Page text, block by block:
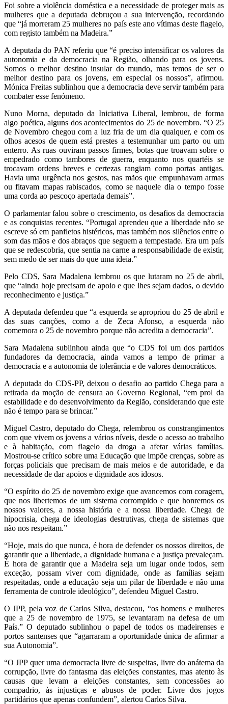
Foi sobre a violência doméstica e a necessidade de proteger mais as
mulheres que a deputada debruçou a sua intervenção, recordando
que “já morreram 25 mulheres no país este ano vítimas deste flagelo,
com registo também na Madeira.”
A deputada do PAN referiu que “é preciso intensificar os valores da
autonomia e da democracia na Região, olhando para os jovens.
Somos o melhor destino insular do mundo, mas temos de ser o
melhor destino para os jovens, em especial os nossos”, afirmou.
Mónica Freitas sublinhou que a democracia deve servir também para
combater esse fenómeno.
Nuno Morna, deputado da Iniciativa Liberal, lembrou, de forma
algo poética, alguns dos acontecimentos do 25 de novembro. “O 25
de Novembro chegou com a luz fria de um dia qualquer, e com os
olhos acesos de quem está prestes a testemunhar um parto ou um
enterro. As ruas ouviram passos firmes, botas que troavam sobre o
empedrado como tambores de guerra, enquanto nos quartéis se
trocavam ordens breves e certezas rangiam como portas antigas.
Havia uma urgência nos gestos, nas mãos que empunhavam armas
ou fitavam mapas rabiscados, como se naquele dia o tempo fosse
uma corda ao pescoço apertada demais”.
O parlamentar falou sobre o crescimento, os desafios da democracia
e as conquistas recentes. “Portugal aprendeu que a liberdade não se
escreve só em panfletos histéricos, mas também nos silêncios entre o
som das mãos e dos abraços que seguem a tempestade. Era um país
que se redescobria, que sentia na carne a responsabilidade de existir,
sem medo de ser mais do que uma ideia.”
Pelo CDS, Sara Madalena lembrou os que lutaram no 25 de abril,
que “ainda hoje precisam de apoio e que lhes sejam dados, o devido
reconhecimento e justiça.”
A deputada defendeu que “a esquerda se apropriou do 25 de abril e
das suas canções, como a de Zeca Afonso, a esquerda não
comemora o 25 de novembro porque não acredita a democracia”.
Sara Madalena sublinhou ainda que “o CDS foi um dos partidos
fundadores da democracia, ainda vamos a tempo de primar a
democracia e a autonomia de tolerância e de valores democráticos.
A deputada do CDS-PP, deixou o desafio ao partido Chega para a
retirada da moção de censura ao Governo Regional, “em prol da
estabilidade e do desenvolvimento da Região, considerando que este
não é tempo para se brincar.”
Miguel Castro, deputado do Chega, relembrou os constrangimentos
com que vivem os jovens a vários níveis, desde o acesso ao trabalho
e à habitação, com flagelo da droga a afetar várias famílias.
Mostrou-se crítico sobre uma Educação que impõe crenças, sobre as
forças policiais que precisam de mais meios e de autoridade, e da
necessidade de dar apoios e dignidade aos idosos.
“O espírito do 25 de novembro exige que avancemos com coragem,
que nos libertemos de um sistema corrompido e que honremos os
nossos valores, a nossa história e a nossa liberdade. Chega de
hipocrisia, chega de ideologias destrutivas, chega de sistemas que
não nos respeitam.”
“Hoje, mais do que nunca, é hora de defender os nossos direitos, de
garantir que a liberdade, a dignidade humana e a justiça prevaleçam.
É hora de garantir que a Madeira seja um lugar onde todos, sem
exceção, possam viver com dignidade, onde as famílias sejam
respeitadas, onde a educação seja um pilar de liberdade e não uma
ferramenta de controle ideológico”, defendeu Miguel Castro.
O JPP, pela voz de Carlos Silva, destacou, “os homens e mulheres
que a 25 de novembro de 1975, se levantaram na defesa de um
País.” O deputado sublinhou o papel de todos os madeirenses e
portos santenses que “agarraram a oportunidade única de afirmar a
sua Autonomia”.
“O JPP quer uma democracia livre de suspeitas, livre do anátema da
corrupção, livre do fantasma das eleições constantes, mas atento às
causas que levam a eleições constantes, sem concessões ao
compadrio, às injustiças e abusos de poder. Livre dos jogos
partidários que apenas confundem”, alertou Carlos Silva.